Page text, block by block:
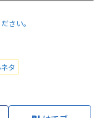
さい。
タ